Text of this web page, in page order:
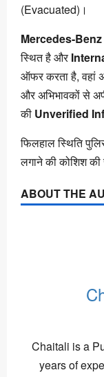
(Evacuated)।
Mercedes-
स्थित है और
ऑफर करता है, वहां
और अभिभावकों से
की Unverified
फिलहाल स्थिति
लगाने की कोशिश की
ABOUT THE
Chaitali is a
years of